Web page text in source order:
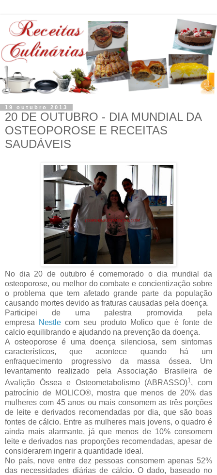
19 outubro 2013
20 DE OUTUBRO - DIA MUNDIAL DA
OSTEOPOROSE E RECEITAS
SAUDÁVEIS
No dia 20 de outubro é comemorado o dia mundial da
osteoporose, ou melhor do combate e concientização sobre
o problema que tem afetado grande parte da população
causando mortes devido as fraturas causadas pela doença.
Participei de uma palestra promovida pela
empresa
Nestle com seu produto Molico que é fonte de
calcio equilibrando e ajudando na prevenção da doença.
A osteoporose é uma doença silenciosa, sem sintomas
característicos, que acontece quando há um
enfraquecimento progressivo da massa óssea. Um
levantamento realizado pela Associação Brasileira de
Avalição Óssea e Osteometabolismo (ABRASSO)1, com
patrocínio de MOLICO®, mostra que menos de 20% das
mulheres com 45 anos ou mais consomem as três porções
de leite e derivados recomendadas por dia, que são boas
fontes de cálcio. Entre as mulheres mais jovens, o quadro é
ainda mais alarmante, já que menos de 10% consomem
leite e derivados nas proporções recomendadas, apesar de
considerarem ingerir a quantidade ideal.
No país, nove entre dez pessoas consomem apenas 52%
das necessidades diárias de cálcio. O dado, baseado no